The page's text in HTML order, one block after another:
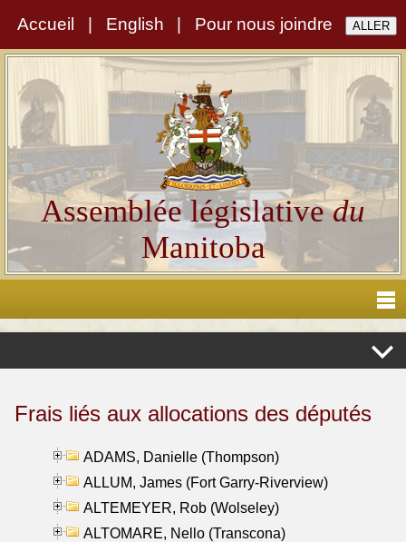
Accueil English Pour nous joindre
Assemblée législativedu
Manitoba
Frais liés aux allocations des députés
ADAMS, Danielle (Thompson)
ALLUM, James (Fort Garry-Riverview)
ALTEMEYER, Rob (Wolseley)
ALTOMARE, Nello (Transcona)